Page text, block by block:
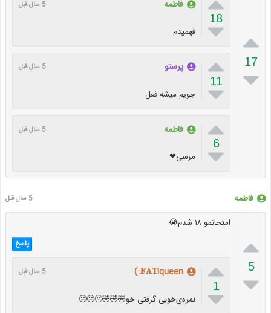

17

18

فاطمه 5 سال قبل
فهمیدم

11

پرستو 5 سال قبل
جویم میشه فعل

6

فاطمه 5 سال قبل
مرسی❤
فاطمه 5 سال قبل

5

امتحانمو ۱۸ شدم😭
پاسخ

1

𝐅𝐀𝐓iqueen:) 5 سال قبل
نمره‌‌ی‌خوبی گرفتی خو🤣🤣🤣😐😐😐